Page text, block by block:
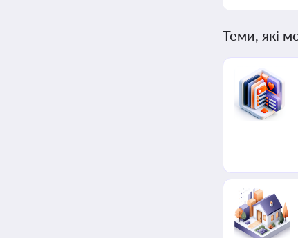
Теми, які